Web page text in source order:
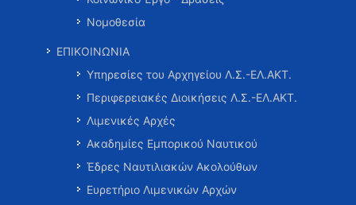
Νομοθεσία
ΕΠΙΚΟΙΝΩΝΙΑ
Υπηρεσίες του Αρχηγείου Λ.Σ.-ΕΛ.ΑΚΤ.
Περιφερειακές Διοικήσεις Λ.Σ.-ΕΛ.ΑΚΤ.
Λιμενικές Αρχές
Ακαδημίες Εμπορικού Ναυτικού
Έδρες Ναυτιλιακών Ακολούθων
Ευρετήριο Λιμενικών Αρχών